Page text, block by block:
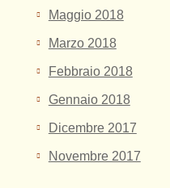
Maggio 2018
Marzo 2018
Febbraio 2018
Gennaio 2018
Dicembre 2017
Novembre 2017